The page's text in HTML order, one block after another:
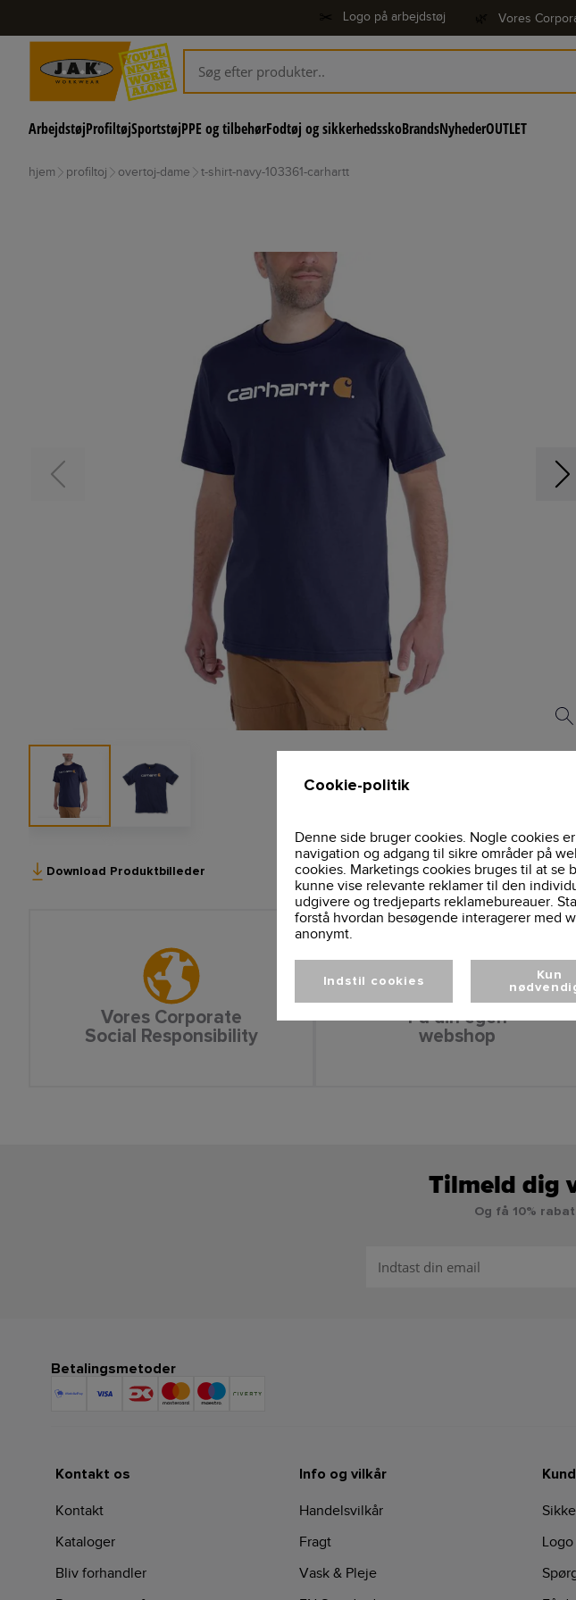
Logo på arbejdstøj Vores
ArbejdstøjProfiltøjSportstøjPPE og tilbehørFodtøj og sikkerhedsskoBrandsNyhederOUTLET
hjem profiltoj overtoj-dame t-shirt-navy-103361-carhartt
Cookie-politik
Denne side bruger cookies. Nogle cookies
navigation og adgang til sikre områder på
cookies. Marketings cookies bruges til at
kunne vise relevante reklamer til den
udgivere og tredjeparts reklamebureauer.
forstå hvordan besøgende interagerer med
anonymt.
Indstil cookies
Kun
Download Produktbilleder
Vores Corporate
Social Responsibility
Få din egen
webshop
Tilmeld dig
Og få 10%
Betalingsmetoder
Kontakt os
Kontakt
Kataloger
Bliv forhandler
Info og vilkår
Handelsvilkår
Fragt
Vask & Pleje